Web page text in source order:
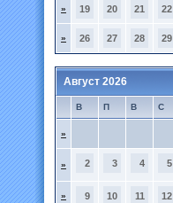
» 19 20 21 22
» 26 27 28 29
Август 2026
В П В С
»
» 2 3 4 5
» 9 10 11 12